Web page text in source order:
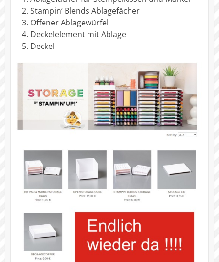
Stampin‘ Blends Ablagefächer
Offener Ablagewürfel
Deckelelement mit Ablage
Deckel